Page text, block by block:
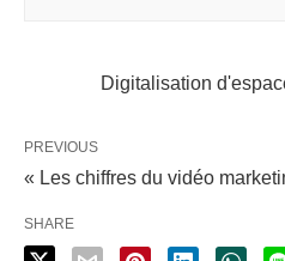
Digitalisation
PREVIOUS
« Les chiffres du vidéo
SHARE